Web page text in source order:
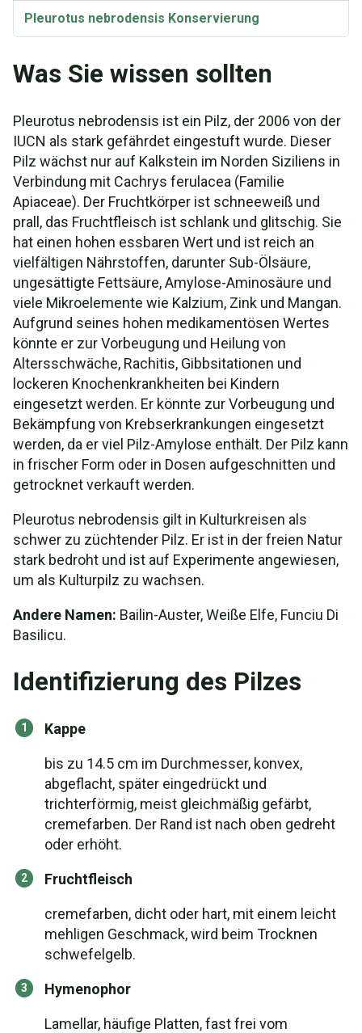
Pleurotus nebrodensis Konservierung
Was Sie wissen sollten
Pleurotus nebrodensis ist ein Pilz, der 2006 von der
IUCN als stark gefährdet eingestuft wurde. Dieser
Pilz wächst nur auf Kalkstein im Norden Siziliens in
Verbindung mit Cachrys ferulacea (Familie
Apiaceae). Der Fruchtkörper ist schneeweiß und
prall, das Fruchtfleisch ist schlank und glitschig. Sie
hat einen hohen essbaren Wert und ist reich an
vielfältigen Nährstoffen, darunter Sub-Ölsäure,
ungesättigte Fettsäure, Amylose-Aminosäure und
viele Mikroelemente wie Kalzium, Zink und Mangan.
Aufgrund seines hohen medikamentösen Wertes
könnte er zur Vorbeugung und Heilung von
Altersschwäche, Rachitis, Gibbsitationen und
lockeren Knochenkrankheiten bei Kindern
eingesetzt werden. Er könnte zur Vorbeugung und
Bekämpfung von Krebserkrankungen eingesetzt
werden, da er viel Pilz-Amylose enthält. Der Pilz kann
in frischer Form oder in Dosen aufgeschnitten und
getrocknet verkauft werden.
Pleurotus nebrodensis gilt in Kulturkreisen als
schwer zu züchtender Pilz. Er ist in der freien Natur
stark bedroht und ist auf Experimente angewiesen,
um als Kulturpilz zu wachsen.
Andere Namen: Bailin-Auster, Weiße Elfe, Funciu Di
Basilicu.
Identifizierung des Pilzes
Kappe
bis zu 14.5 cm im Durchmesser, konvex,
abgeflacht, später eingedrückt und
trichterförmig, meist gleichmäßig gefärbt,
cremefarben. Der Rand ist nach oben gedreht
oder erhöht.
Fruchtfleisch
cremefarben, dicht oder hart, mit einem leicht
mehligen Geschmack, wird beim Trocknen
schwefelgelb.
Hymenophor
Lamellar, häufige Platten, fast frei vom